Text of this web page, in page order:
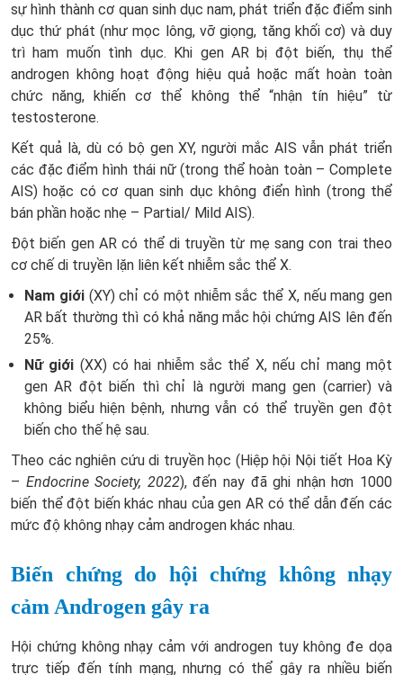
sự hình thành cơ quan sinh dục nam, phát triển đặc điểm sinh
dục thứ phát (như mọc lông, vỡ giọng, tăng khối cơ) và duy
trì ham muốn tình dục. Khi gen AR bị đột biến, thụ thể
androgen không hoạt động hiệu quả hoặc mất hoàn toàn
chức năng, khiến cơ thể không thể “nhận tín hiệu” từ
testosterone.
Kết quả là, dù có bộ gen XY, người mắc AIS vẫn phát triển
các đặc điểm hình thái nữ (trong thể hoàn toàn – Complete
AIS) hoặc có cơ quan sinh dục không điển hình (trong thể
bán phần hoặc nhẹ – Partial/ Mild AIS).
Đột biến gen AR có thể di truyền từ mẹ sang con trai theo
cơ chế di truyền lặn liên kết nhiễm sắc thể X.
Nam giới(XY) chỉ có một nhiễm sắc thể X, nếu mang gen
AR bất thường thì có khả năng mắc hội chứng AIS lên đến
25%.
Nữ giới (XX) có hai nhiễm sắc thể X, nếu chỉ mang một
gen AR đột biến thì chỉ là người mang gen (carrier) và
không biểu hiện bệnh, nhưng vẫn có thể truyền gen đột
biến cho thế hệ sau.
Theo các nghiên cứu di truyền học (Hiệp hội Nội tiết Hoa Kỳ
– Endocrine Society, 2022), đến nay đã ghi nhận hơn 1000
biến thể đột biến khác nhau của gen AR có thể dẫn đến các
mức độ không nhạy cảm androgen khác nhau.
Biến chứng do hội chứng không nhạy
cảm Androgen gây ra
Hội chứng không nhạy cảm với androgen tuy không đe dọa
trực tiếp đến tính mạng, nhưng có thể gây ra nhiều biến